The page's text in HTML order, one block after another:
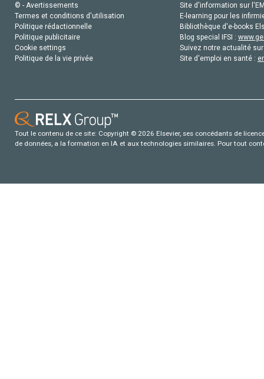
© - Avertissements
Termes et conditions d'utilisation
Politique rédactionnelle
Politique publicitaire
Cookie settings
Politique de la vie privée
Site d'information sur
E-learning pour les
Bibliothèque d'e-books
Blog special IFSI :
Suivez notre actualité
Site d'emploi en santé :
Tout le contenu de ce site: Copyright © 2026 Elsevier, ses concédants de
de données, a la formation en IA et aux technologies similaires. Pour tout